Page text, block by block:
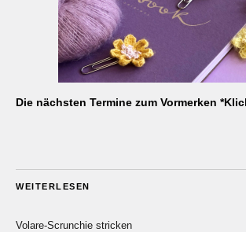
Die nächsten Termine zum Vormerken
WEITERLESEN
Volare-Scrunchie stricken